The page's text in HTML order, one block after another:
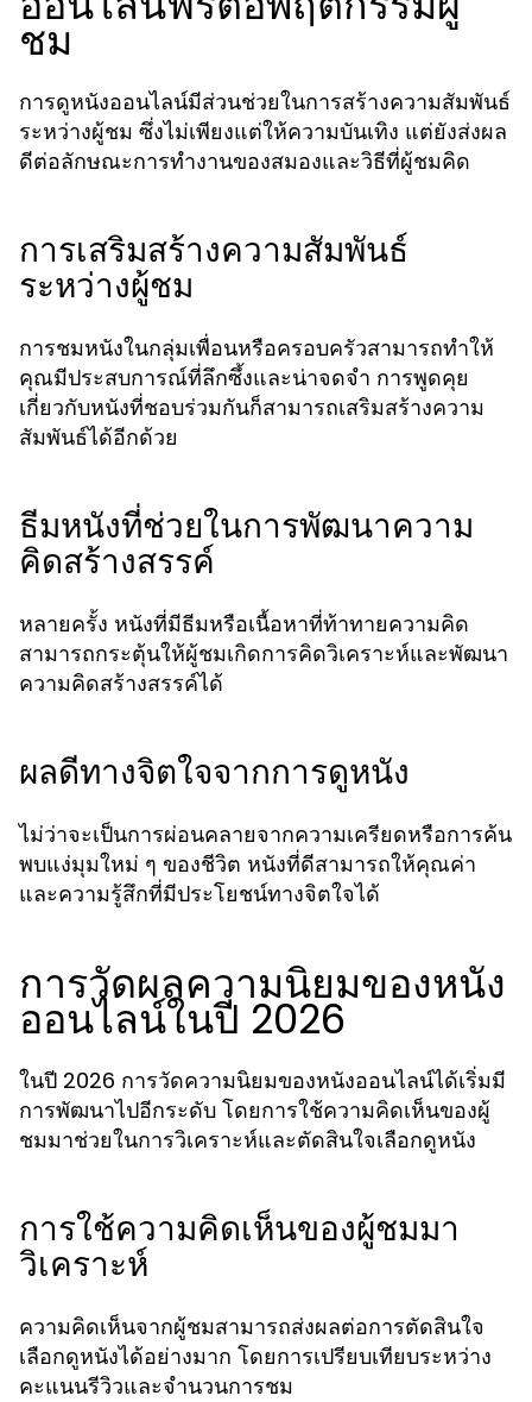
ชม
การดูหนังออนไลน์มีส่วนช่วยในการสร้างความสัมพันธ์
ระหว่างผู้ชม ซึ่งไม่เพียงแต่ให้ความบันเทิง แต่ยังส่งผล
ดีต่อลักษณะการทำงานของสมองและวิธีที่ผู้ชมคิด
การเสริมสร้างความสัมพันธ์
ระหว่างผู้ชม
การชมหนังในกลุ่มเพื่อนหรือครอบครัวสามารถทำให้
คุณมีประสบการณ์ที่ลึกซึ้งและน่าจดจำ การพูดคุย
เกี่ยวกับหนังที่ชอบร่วมกันก็สามารถเสริมสร้างความ
สัมพันธ์ได้อีกด้วย
ธีมหนังที่ช่วยในการพัฒนาความ
คิดสร้างสรรค์
หลายครั้ง หนังที่มีธีมหรือเนื้อหาที่ท้าทายความคิด
สามารถกระตุ้นให้ผู้ชมเกิดการคิดวิเคราะห์และพัฒนา
ความคิดสร้างสรรค์ได้
ผลดีทางจิตใจจากการดูหนัง
ไม่ว่าจะเป็นการผ่อนคลายจากความเครียดหรือการค้น
พบแง่มุมใหม่ ๆ ของชีวิต หนังที่ดีสามารถให้คุณค่า
และความรู้สึกที่มีประโยชน์ทางจิตใจได้
การวัดผลความนิยมของหนัง
ออนไลน์ในปี 2026
ในปี 2026 การวัดความนิยมของหนังออนไลน์ได้เริ่มมี
การพัฒนาไปอีกระดับ โดยการใช้ความคิดเห็นของผู้
ชมมาช่วยในการวิเคราะห์และตัดสินใจเลือกดูหนัง
การใช้ความคิดเห็นของผู้ชมมา
วิเคราะห์
ความคิดเห็นจากผู้ชมสามารถส่งผลต่อการตัดสินใจ
เลือกดูหนังได้อย่างมาก โดยการเปรียบเทียบระหว่าง
คะแนนรีวิวและจำนวนการชม